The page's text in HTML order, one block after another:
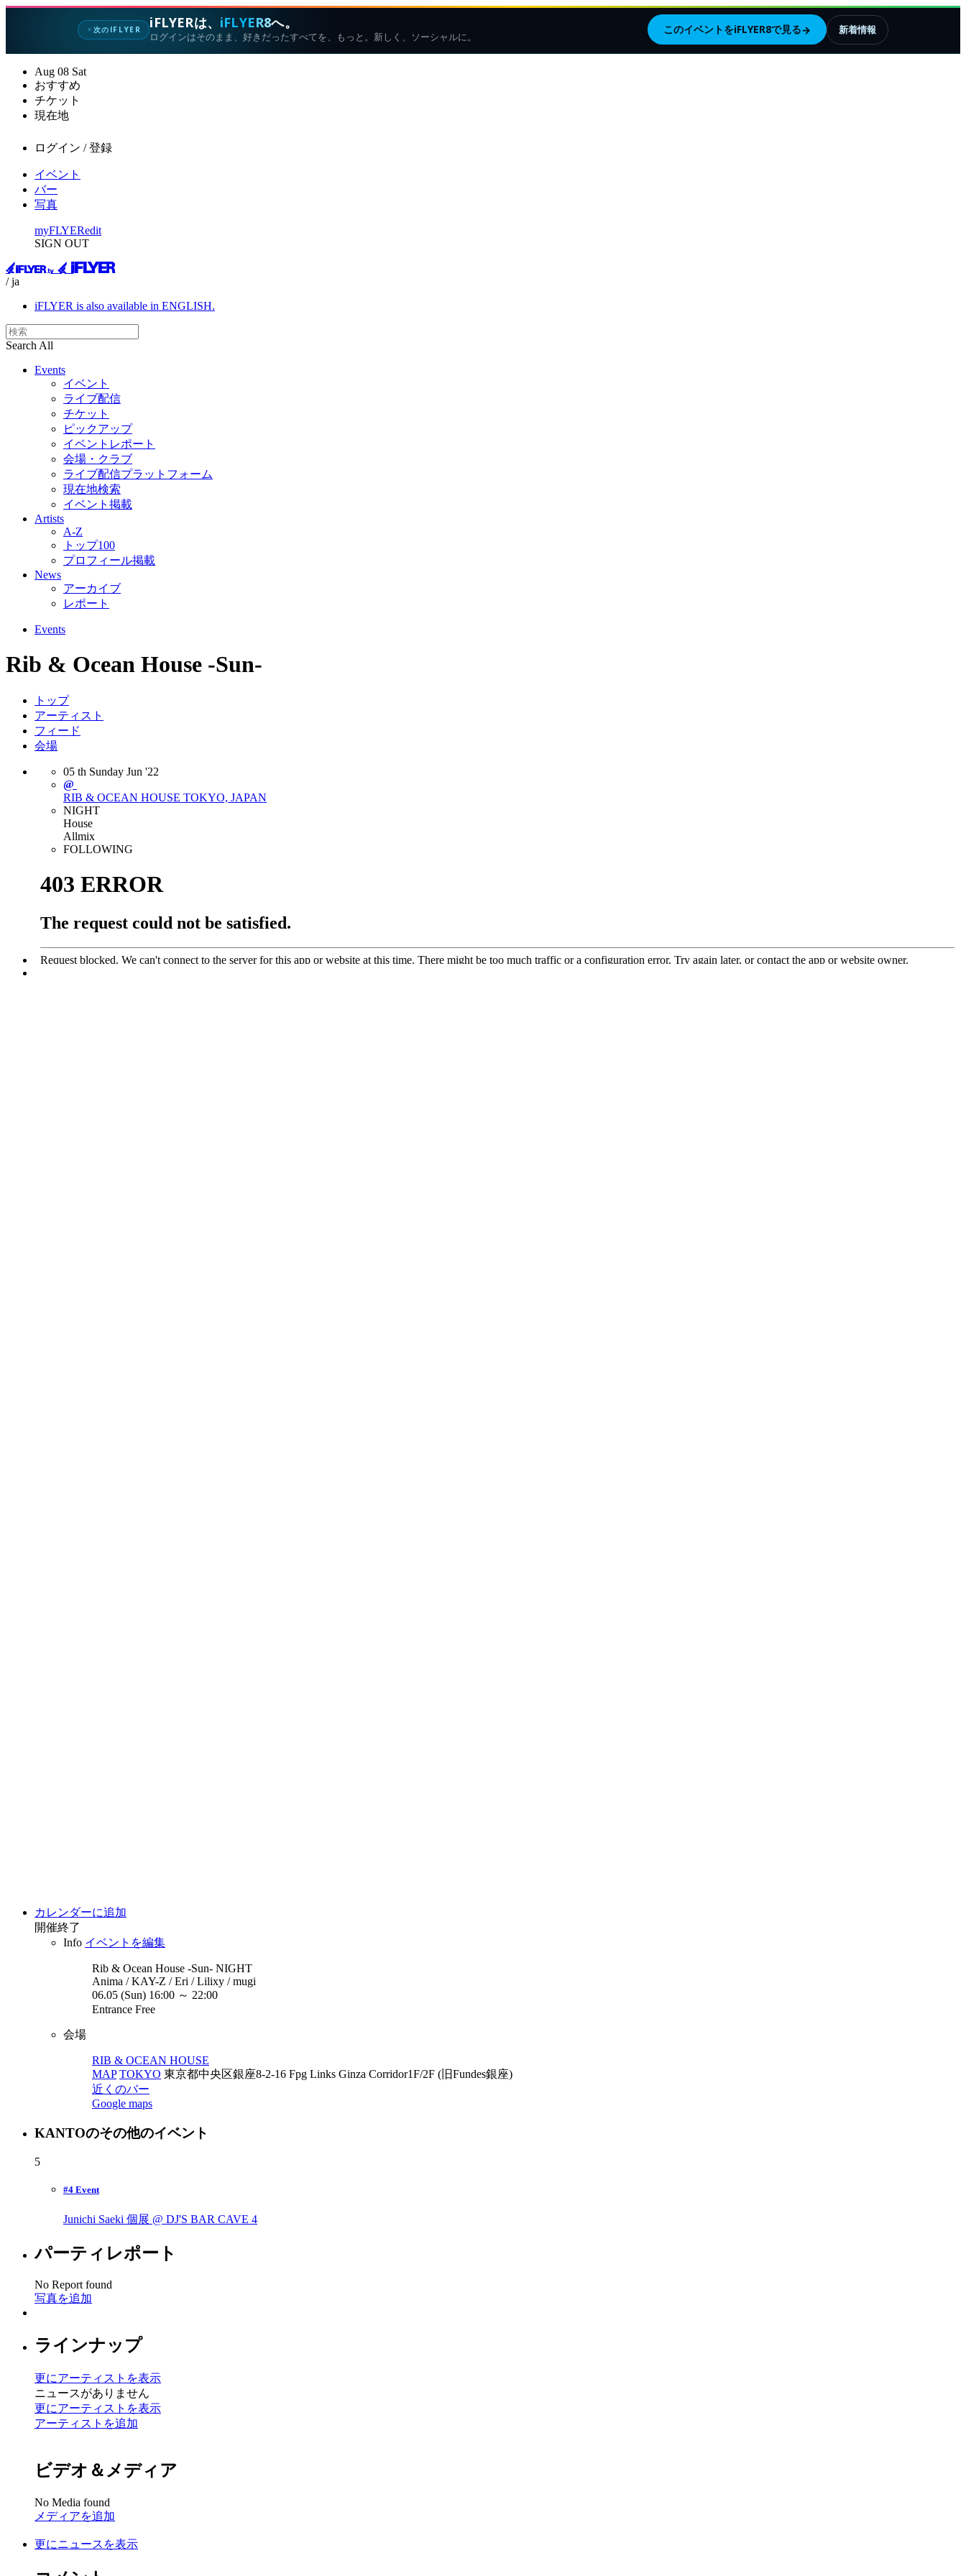
✦次のIFLYER iFLYERは、 iFLYER8へ。
ログインはそのまま、好きだったすべてを、もっと。新しく、ソーシャルに。
このイベントをiFLYER8で見る→ 新着情報
Aug 08 Sat
おすすめ
チケット
現在地
ログイン / 登録
イベント
バー
写真
myFLYERedit
SIGN OUT
/ ja
iFLYER is also available in ENGLISH.
Search All
Events
イベント
ライブ配信
チケット
ピックアップ
イベントレポート
会場・クラブ
ライブ配信プラットフォーム
現在地検索
イベント掲載
Artists
A-Z
トップ100
プロフィール掲載
News
アーカイブ
レポート
Events
Rib & Ocean House -Sun-
トップ
アーティスト
フィード
会場
05 th Sunday Jun '22
@
RIB & OCEAN HOUSE TOKYO, JAPAN
NIGHT
House
Allmix
FOLLOWING
カレンダーに追加
開催終了
Info イベントを編集
Rib & Ocean House -Sun- NIGHT
Anima / KAY-Z / Eri / Lilixy / mugi
06.05 (Sun) 16:00 ～ 22:00
Entrance Free
会場
RIB & OCEAN HOUSE
MAP TOKYO 東京都中央区銀座8-2-16 Fpg Links Ginza Corridor1F/2F (旧Fundes銀座)
近くのバー
Google maps
KANTOのその他のイベント
5
#4 Event
Junichi Saeki 個展 @ DJ'S BAR CAVE 4
パーティレポート
No Report found
写真を追加
ラインナップ
更にアーティストを表示
ニュースがありません
更にアーティストを表示
アーティストを追加
ビデオ＆メディア
No Media found
メディアを追加
更にニュースを表示